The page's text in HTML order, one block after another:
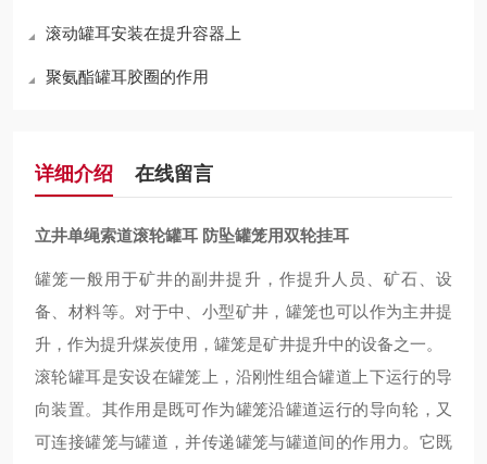
滚动罐耳安装在提升容器上
聚氨酯罐耳胶圈的作用
详细介绍 在线留言
立井单绳索道滚轮罐耳 防坠罐笼用双轮挂耳
罐笼一般用于矿井的副井提升，作提升人员、矿石、设
备、材料等。对于中、小型矿井，罐笼也可以作为主井提
升，作为提升煤炭使用，罐笼是矿井提升中的设备之一。
滚轮罐耳是安设在罐笼上，沿刚性组合罐道上下运行的导
向装置。其作用是既可作为罐笼沿罐道运行的导向轮，又
可连接罐笼与罐道，并传递罐笼与罐道间的作用力。它既